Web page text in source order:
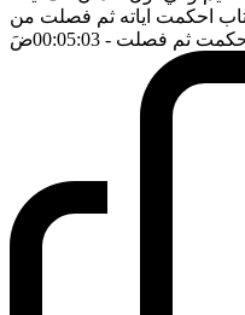
احكمت اياته ثم فصلت من
احكمت ثم فصلت - 00:05:03 ضَ